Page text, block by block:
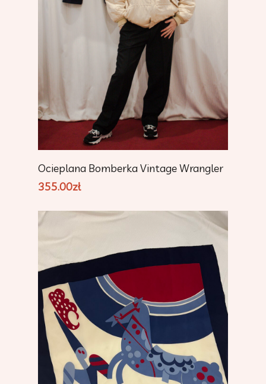
Add To Cart
Ocieplana Bomberka Vintage Wrangler
355.00zł